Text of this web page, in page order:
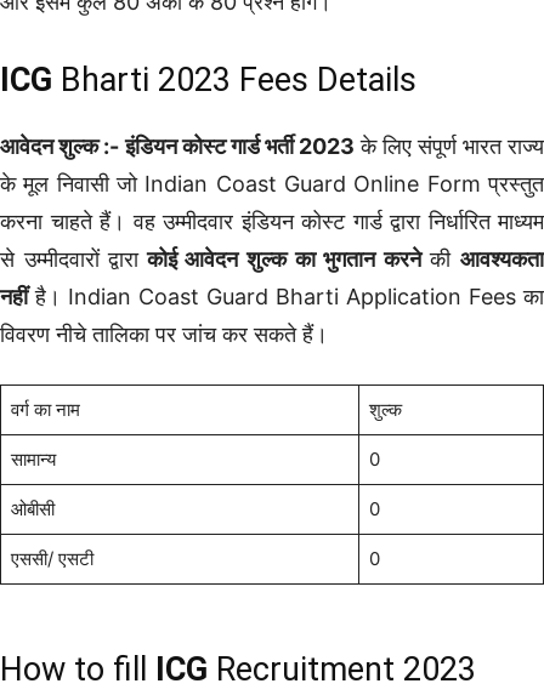
ICG Bharti 2023 Fees Details
आवेदन शुल्क :- इंडियन कोस्ट गार्ड भर्ती 2023 के लिए संपूर्ण भारत राज्य
के मूल निवासी जो Indian Coast Guard Online Form प्रस्तुत
करना चाहते हैं। वह उम्मीदवार इंडियन कोस्ट गार्ड द्वारा निर्धारित माध्यम
से उम्मीदवारों द्वाराकोई आवेदन शुल्क का भुगतान करनेकीआवश्यकता
नहींहै। Indian Coast Guard Bharti Application Fees का
विवरण नीचे तालिका पर जांच कर सकते हैं।
वर्ग का नाम शुल्क
सामान्य 0
ओबीसी 0
एससी/ एसटी 0
How to fill ICG Recruitment 2023